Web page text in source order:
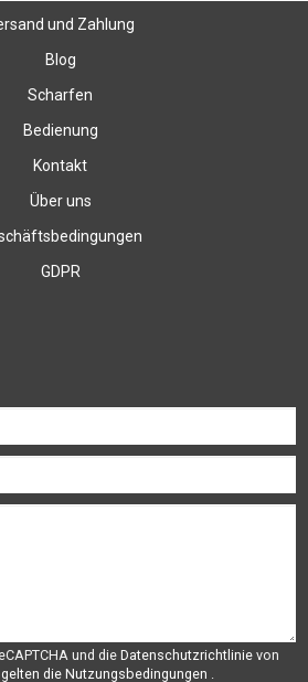
und Zahlung
Blog
Scharfen
Bedienung
Kontakt
Über uns
GDPR
und die Datenschutzrichtlinie von
die Nutzungsbedingungen